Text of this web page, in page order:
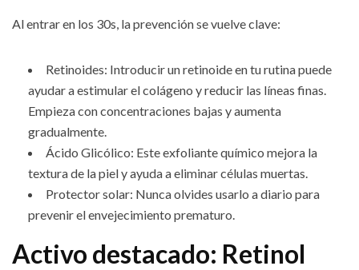
Al entrar en los 30s, la prevención se vuelve clave:
Retinoides: Introducir un retinoide en tu rutina puede
ayudar a estimular el colágeno y reducir las líneas finas.
Empieza con concentraciones bajas y aumenta
gradualmente.
Ácido Glicólico: Este exfoliante químico mejora la
textura de la piel y ayuda a eliminar células muertas.
Protector solar: Nunca olvides usarlo a diario para
prevenir el envejecimiento prematuro.
Activo destacado: Retinol